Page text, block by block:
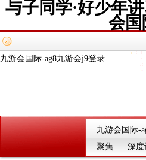
与子同学·好少年
会国
九游会国际-ag8九游会j9登录
九游会国际-
聚焦
深度